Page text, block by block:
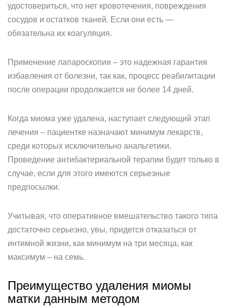
удостовериться, что нет кровотечения, повреждения
сосудов и остатков тканей. Если они есть —
обязательна их коагуляция.
Применение лапароскопии – это надежная гарантия
избавления от болезни, так как, процесс реабилитации
после операции продолжается не более 14 дней.
Когда миома уже удалена, наступает следующий этап
лечения – пациентке назначают минимум лекарств,
среди которых исключительно анальгетики.
Проведение антибактериальной терапии будет только в
случае, если для этого имеются серьезные
предпосылки.
Учитывая, что оперативное вмешательство такого типа
достаточно серьезно, увы, придется отказаться от
интимной жизни, как минимум на три месяца, как
максимум – на семь.
Преимущество удаления миомы
матки данным методом